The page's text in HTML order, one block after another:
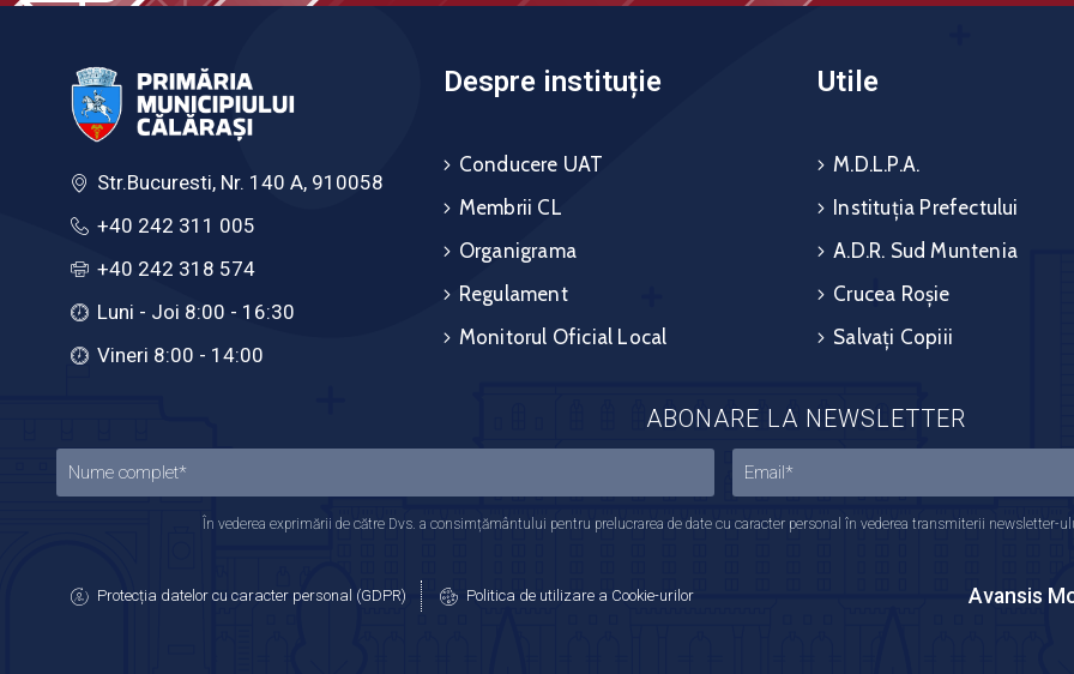
Str.Bucuresti, Nr. 140 A, 910058
+40 242 311 005
+40 242 318 574
Luni - Joi 8:00 - 16:30
Vineri 8:00 - 14:00
Despre instituție
Conducere UAT
Membrii CL
Organigrama
Regulament
Monitorul Oficial Local
Utile
M.D.L.P.A.
Instituția Prefectului
A.D.R. Sud Muntenia
Crucea Roșie
Salvați Copiii
ABONARE LA NEWSLETTER
În vederea exprimării de către Dvs. a consimțământului pentru prelucrarea de date cu caracter personal în vederea transmiterii newsletter-
Protecția datelor cu caracter personal (GDPR) Politica de utilizare a Cookie-urilor Avansis